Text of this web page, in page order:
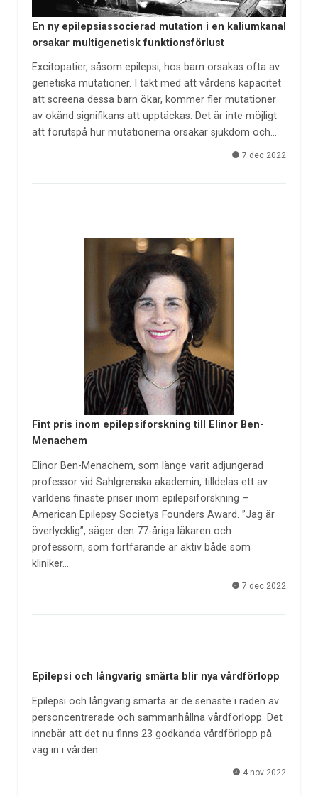
En ny epilepsiassocierad mutation i en kaliumkanal
orsakar multigenetisk funktionsförlust
Excitopatier, såsom epilepsi, hos barn orsakas ofta av
genetiska mutationer. I takt med att vårdens kapacitet
att screena dessa barn ökar, kommer fler mutationer
av okänd signifikans att upptäckas. Det är inte möjligt
att förutspå hur mutationerna orsakar sjukdom och…
7 dec 2022
Fint pris inom epilepsiforskning till Elinor Ben-
Menachem
Elinor Ben-Menachem, som länge varit adjungerad
professor vid Sahlgrenska akademin, tilldelas ett av
världens finaste priser inom epilepsiforskning –
American Epilepsy Societys Founders Award. ”Jag är
överlycklig”, säger den 77-åriga läkaren och
professorn, som fortfarande är aktiv både som
kliniker…
7 dec 2022
Epilepsi och långvarig smärta blir nya vårdförlopp
Epilepsi och långvarig smärta är de senaste i raden av
personcentrerade och sammanhållna vårdförlopp. Det
innebär att det nu finns 23 godkända vårdförlopp på
väg in i vården.
4 nov 2022